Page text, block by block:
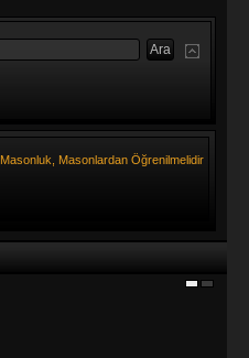
Masonluk, Masonlardan Öğrenilmelidir